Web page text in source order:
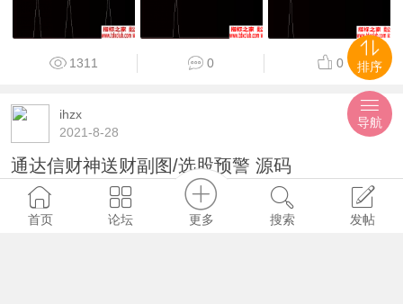
1311 0 0
ihzx
2021-8-28
通达信财神送财副图/选股预警 源码
首页 论坛 更多 搜索 发帖
排序
导航